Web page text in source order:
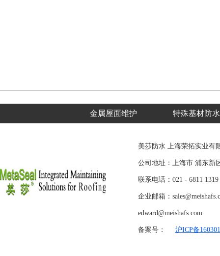
金属屋面维护 特殊基材防
美莎防水 上海荣拓实业有
公司地址：上海市 浦东新
联系电话：021 - 6811 1319
企业邮箱：
edward@meishafs.com
备案号： 沪ICP备